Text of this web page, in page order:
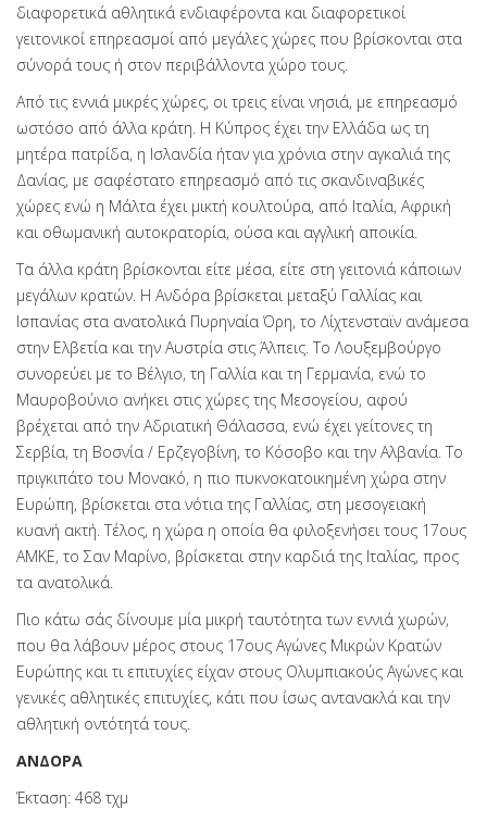
διαφορετικά αθλητικά ενδιαφέροντα και διαφορετικοί
γειτονικοί επηρεασμοί από μεγάλες χώρες που βρίσκονται στα
σύνορά τους ή στον περιβάλλοντα χώρο τους.
Από τις εννιά μικρές χώρες, οι τρεις είναι νησιά, με επηρεασμό
ωστόσο από άλλα κράτη. Η Κύπρος έχει την Ελλάδα ως τη
μητέρα πατρίδα, η Ισλανδία ήταν για χρόνια στην αγκαλιά της
Δανίας, με σαφέστατο επηρεασμό από τις σκανδιναβικές
χώρες ενώ η Μάλτα έχει μικτή κουλτούρα, από Ιταλία, Αφρική
και οθωμανική αυτοκρατορία, ούσα και αγγλική αποικία.
Τα άλλα κράτη βρίσκονται είτε μέσα, είτε στη γειτονιά κάποιων
μεγάλων κρατών. Η Ανδόρα βρίσκεται μεταξύ Γαλλίας και
Ισπανίας στα ανατολικά Πυρηναία Όρη, το Λίχτενσταϊν ανάμεσα
στην Ελβετία και την Αυστρία στις Άλπεις. Το Λουξεμβούργο
συνορεύει με το Βέλγιο, τη Γαλλία και τη Γερμανία, ενώ το
Μαυροβούνιο ανήκει στις χώρες της Μεσογείου, αφού
βρέχεται από την Αδριατική Θάλασσα, ενώ έχει γείτονες τη
Σερβία, τη Βοσνία / Ερζεγοβίνη, το Κόσοβο και την Αλβανία. Το
πριγκιπάτο του Μονακό, η πιο πυκνοκατοικημένη χώρα στην
Ευρώπη, βρίσκεται στα νότια της Γαλλίας, στη μεσογειακή
κυανή ακτή. Τέλος, η χώρα η οποία θα φιλοξενήσει τους 17ους
ΑΜΚΕ, το Σαν Μαρίνο, βρίσκεται στην καρδιά της Ιταλίας, προς
τα ανατολικά.
Πιο κάτω σάς δίνουμε μία μικρή ταυτότητα των εννιά χωρών,
που θα λάβουν μέρος στους 17ους Αγώνες Μικρών Κρατών
Ευρώπης και τι επιτυχίες είχαν στους Ολυμπιακούς Αγώνες και
γενικές αθλητικές επιτυχίες, κάτι που ίσως αντανακλά και την
αθλητική οντότητά τους.
ΑΝΔΟΡΑ
Έκταση: 468 τχμ